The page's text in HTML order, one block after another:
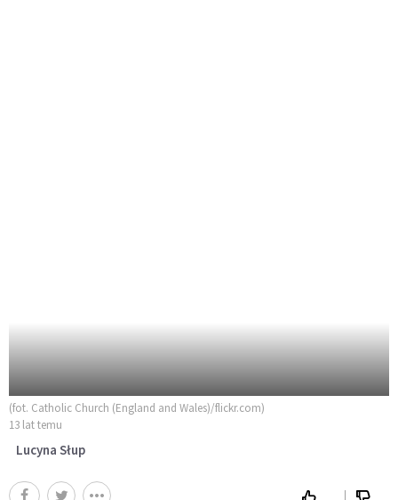
(fot. Catholic Church (England and Wales)/flickr.com)
13 lat temu
Lucyna Słup